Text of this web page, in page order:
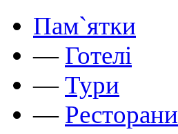
Пам`ятки
— Готелі
— Тури
— Ресторани